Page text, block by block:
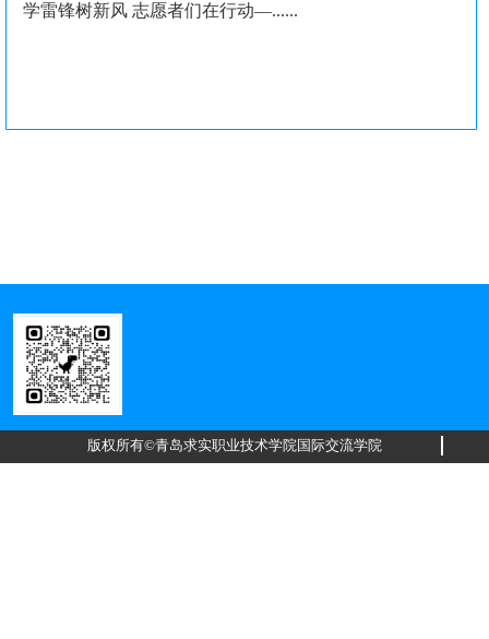
学雷锋树新风 志愿者们在行动—......
版权所有©青岛求实职业技术学院国际交流学院